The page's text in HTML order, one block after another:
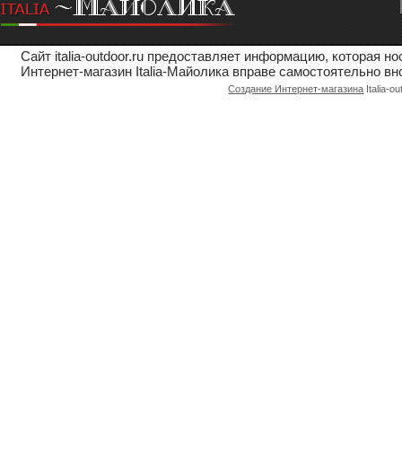
Сайт italia-outdoor.ru предоставляет информацию, которая
Интернет-магазин Italia-Майолика вправе самостоятельно
Создание Интернет-магазина Italia-